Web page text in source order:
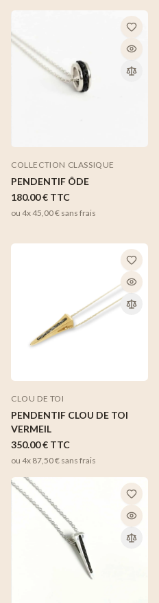
COLLECTION CLASSIQUE
PENDENTIF ÔDE
180.00 € TTC
ou 4x45,00 € sans frais
CLOU DE TOI
PENDENTIF CLOU DE TOI
VERMEIL
350.00 € TTC
ou 4x 87,50 € sans frais